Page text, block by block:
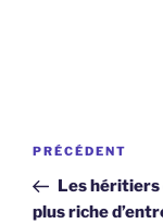
Navigation
l’article
Article
précédent
PRÉCÉDENT
Les héritiers
plus riche